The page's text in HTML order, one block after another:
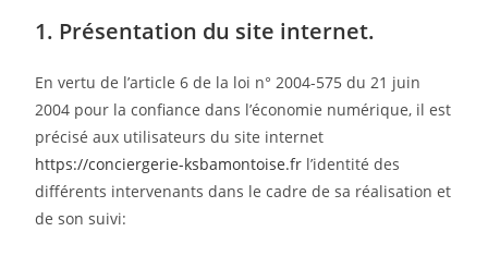
1. Présentation du site internet.
En vertu de l’article 6 de la loi n° 2004-575 du 21 juin
2004 pour la confiance dans l’économie numérique, il est
précisé aux utilisateurs du site internet
https://conciergerie-ksbamontoise.fr l’identité des
différents intervenants dans le cadre de sa réalisation et
de son suivi: